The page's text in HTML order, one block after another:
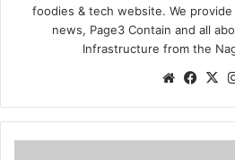
foodies & tech website. We
news, Page3 Contain and all
Infrastructure from the
We
te
Fa
bo
ok